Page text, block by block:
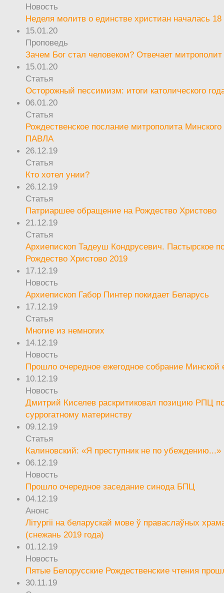
Новость
Неделя молитв о единстве христиан началась 18
15.01.20
Проповедь
Зачем Бог стал человеком? Отвечает
15.01.20
Статья
Осторожный пессимизм: итоги католического
06.01.20
Статья
Рождественское послание митрополита Минского
ПАВЛА
26.12.19
Статья
Кто хотел унии?
26.12.19
Статья
Патриаршее обращение на Рождество Христово
21.12.19
Статья
Архиепископ Тадеуш Кондрусевич. Пастырское
Рождество Христово 2019
17.12.19
Новость
Архиепископ Габор Пинтер покидает Беларусь
17.12.19
Статья
Многие из немногих
14.12.19
Новость
Прошло очередное ежегодное собрание
10.12.19
Новость
Дмитрий Киселев раскритиковал позицию РПЦ
суррогатному материнству
09.12.19
Статья
Калиновский: «Я преступник не по убеждению...»
06.12.19
Новость
Прошло очередное заседание синода БПЦ
04.12.19
Анонс
Літургіі на беларускай мове ў праваслаўных
(снежань 2019 года)
01.12.19
Новость
Пятые Белорусские Рождественские чтения
30.11.19